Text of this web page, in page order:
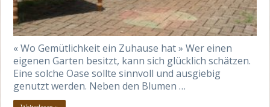
« Wo Gemütlichkeit ein Zuhause hat » Wer einen
eigenen Garten besitzt, kann sich glücklich schätzen.
Eine solche Oase sollte sinnvoll und ausgiebig
genutzt werden. Neben den Blumen …